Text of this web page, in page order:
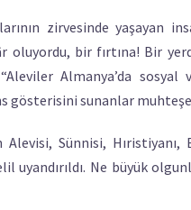
zirvesinde yaşayan
oluyordu, bir fırtına! Bir
Almanya’da
gösterisini sunanlar
Sünnisi,
uyandırıldı. Ne büyük